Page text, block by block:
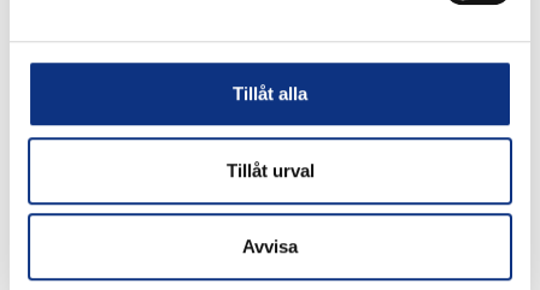
Tillåt alla
Tillåt urval
Avvisa
integritetspolicy
Om företaget